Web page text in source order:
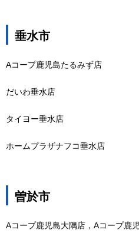
垂水市
Aコープ鹿児島たるみず店
だいわ垂水店
タイヨー垂水店
ホームプラザナフコ垂水店
曽於市
Aコープ鹿児島大隅店，Aコープ鹿